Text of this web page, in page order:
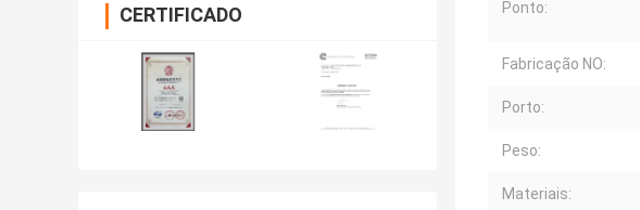
CERTIFICADO Ponto:
Fabricação NO:
Porto:
Peso:
Materiais: